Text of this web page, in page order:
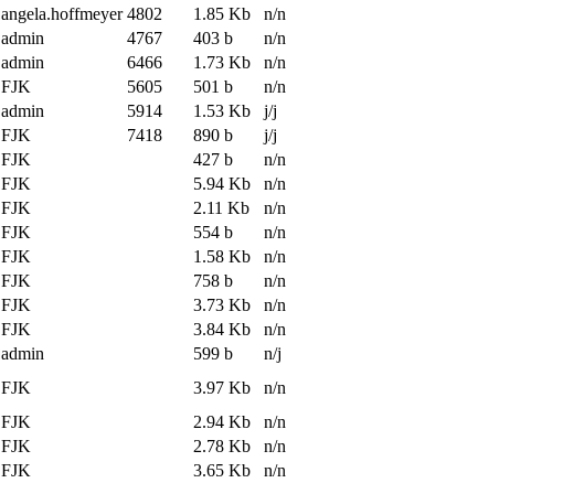
angela.hoffmeyer 4802 1.85 Kb
n/n
admin 4767 403 b
n/n
admin 6466 1.73 Kb
n/n
FJK 5605 501 b
n/n
admin 5914 1.53 Kb
j/j
FJK 7418 890 b
j/j
FJK 427 b
n/n
FJK 5.94 Kb
n/n
FJK 2.11 Kb
n/n
FJK 554 b
n/n
FJK 1.58 Kb
n/n
FJK 758 b
n/n
FJK 3.73 Kb
n/n
FJK 3.84 Kb
n/n
admin 599 b
n/j
FJK 3.97 Kb
n/n
FJK 2.94 Kb
n/n
FJK 2.78 Kb
n/n
FJK 3.65 Kb
n/n